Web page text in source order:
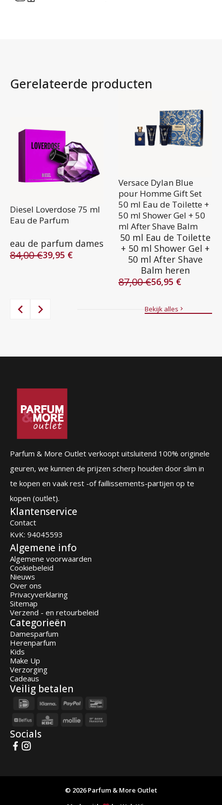
Gerelateerde producten
Diesel Loverdose 75 ml
Eau de Parfum
eau de parfum dames
84,00€
Oorspronkelijke
39,95 €
Huidige
Versace Dylan Blue
pour Homme Gift Set
50 ml Eau de Toilette +
50 ml Shower Gel + 50
ml After Shave Balm
50 ml Eau de Toilette
+ 50 ml Shower Gel +
50 ml After Shave
Balm heren
87,00€
Oorspronkelijke
56,95 €
Huidige
Bekijk alles
Parfum & More Outlet verkoopt uitsluitend 100% originele
geuren, we kunnen de prijzen scherp houden door slim in
te kopen en vaak rest -of faillissements-partijen op te
kopen (outlet).
Klantenservice
Contact
KvK: 94045593
Algemene info
Algemene voorwaarden
Cookiebeleid
Nieuws
Over ons
Privacyverklaring
Sitemap
Verzend - en retourbeleid
Categorieën
Damesparfum
Herenparfum
Kids
Make Up
Verzorging
Cadeaus
Veilig betalen
Socials
© 2026 Parfum & More Outlet